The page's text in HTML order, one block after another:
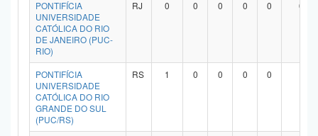
PONTIFÍCIA
UNIVERSIDADE
CATÓLICA DO RIO
DE JANEIRO (PUC-
RIO)
RJ 0 0 0 0 0 0
PONTIFÍCIA
UNIVERSIDADE
CATÓLICA DO RIO
GRANDE DO SUL
(PUC/RS)
RS 1 0 0 0 0